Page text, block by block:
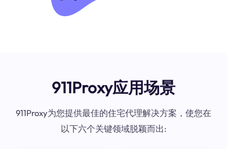
911Proxy应用场景
911Proxy为您提供最佳的住宅代理解决方案，使您在
以下六个关键领域脱颖而出: